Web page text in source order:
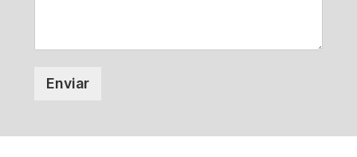
Enviar